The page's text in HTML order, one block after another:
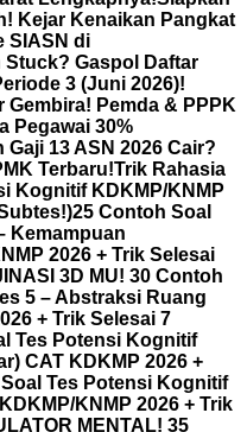
Kejar Kenaikan Pangkat
SIASN di
Stuck? Gaspol Daftar
3 (Juni 2026)!
Gembira! Pemda & PPPK
Pegawai 30%
Gaji 13 ASN 2026 Cair?
Terbaru!Trik Rahasia
Kognitif KDKMP/KNMP
25 Contoh Soal
Kemampuan
2026 + Trik Selesai
3D MU! 30 Contoh
5 – Abstraksi Ruang
+ Trik Selesai 7
Tes Potensi Kognitif
CAT KDKMP 2026 +
Tes Potensi Kognitif
KNMP 2026 + Trik
MENTAL! 35